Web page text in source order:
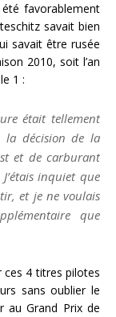
favorablement
savait bien
savait être rusée
2010, soit l’an
1 :
était tellement
la décision de la
et de carburant
inquiet que
et je ne voulais
que
ces 4 titres pilotes
sans oublier le
au Grand Prix de